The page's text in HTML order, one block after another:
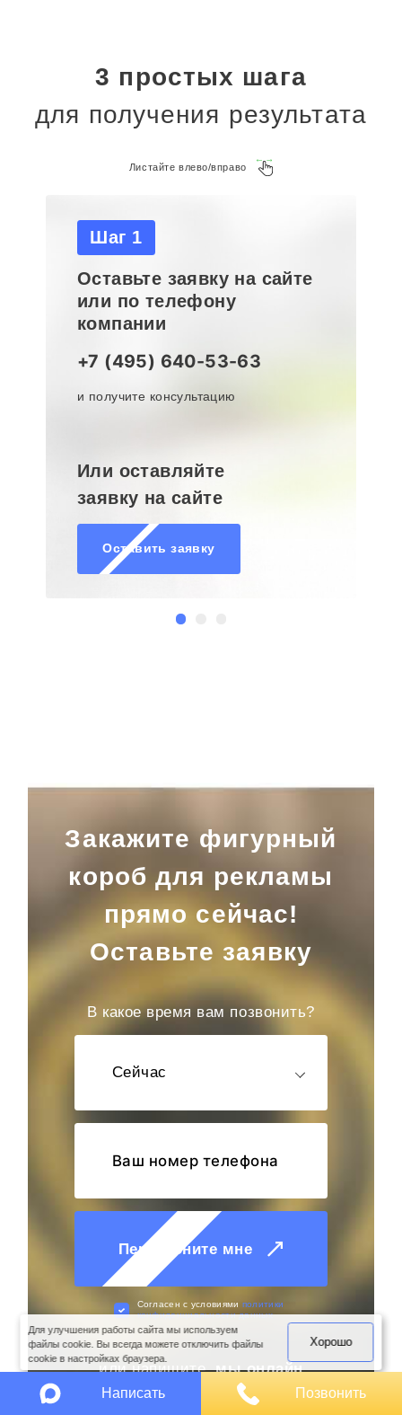
3 простых шага
для получения результата
Листайте влево/вправо
Шаг 1
Оставьте заявку на сайте
или по телефону
компании
+7 (495) 640-53-63
и получите консультацию
Или оставляйте
заявку на сайте
Оставить заявку
Закажите фигурный
короб для рекламы
прямо сейчас!
Оставьте заявку
В какое время вам позвонить?
Сейчас
Перезвоните мне
Cогласен с условиями политики
конфиденциальности данных
или напишите,мы онлайн
Для улучшения работы сайта мы используем
файлы cookie. Вы всегда можете отключить файлы
cookie в настройках браузера.
Хорошо
Написать Позвонить